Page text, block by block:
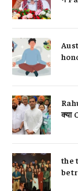
क्या
the